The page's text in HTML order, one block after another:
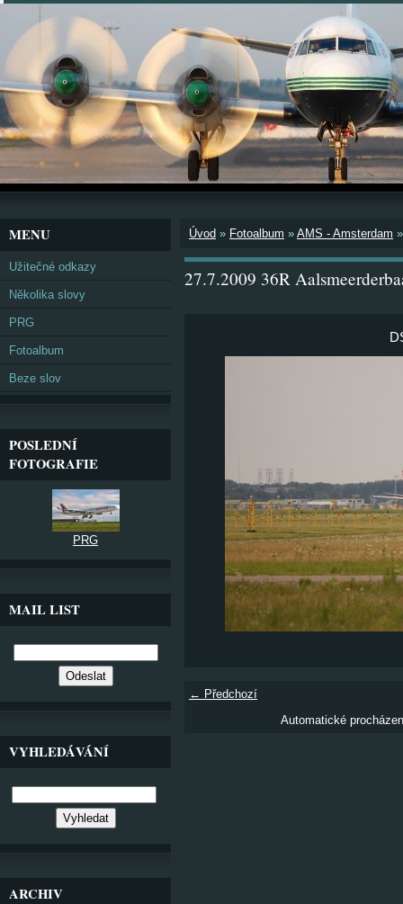
Úvod » Fotoalbum » AMS - Amsterdam
27.7.2009 36R
← Předchozí
Automatické
MENU
Užitečné odkazy
Několika slovy
PRG
Fotoalbum
Beze slov
POSLEDNÍ
FOTOGRAFIE
PRG
MAIL LIST
VYHLEDÁVÁNÍ
ARCHIV